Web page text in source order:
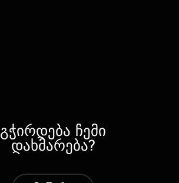
გჭირდება ჩემი
დახმარება?